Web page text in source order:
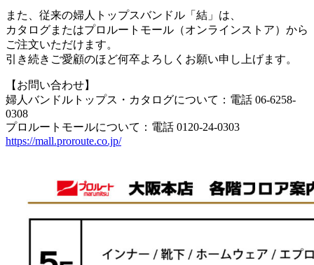
また、従来の婦人トップスバンドル「結」は、
カタログまたはプロルートモール（オンラインストア）から
ご注文いただけます。
引き続きご愛顧のほど何卒よろしくお願い申し上げます。
【お問い合わせ】
婦人バンドルトップス・カタログについて：電話 06-6258-
0308
プロルートモールについて：電話 0120-24-0303
https://mall.proroute.co.jp/